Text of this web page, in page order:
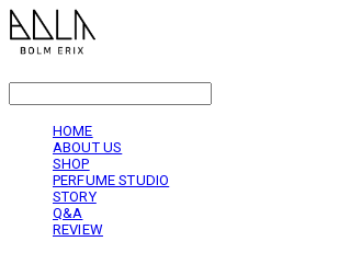
HOME
ABOUT US
SHOP
PERFUME STUDIO
STORY
Q&A
REVIEW